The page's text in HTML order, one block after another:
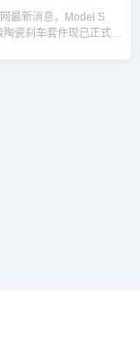
最新消息，Model S
陶瓷刹车套件现已正式上